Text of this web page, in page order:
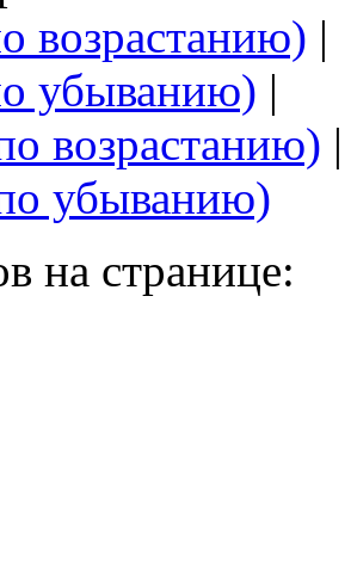
возрастанию) |
убыванию) |
возрастанию) |
убыванию)
на странице: